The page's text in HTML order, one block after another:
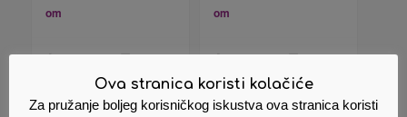
om
Dodaj u
Pokaži
om
Dodaj u
Pokaži
Ova stranica koristi kolačiće
Za pružanje boljeg korisničkog iskustva ova stranica koristi